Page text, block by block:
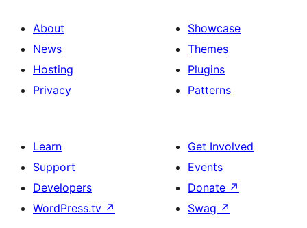
About
News
Hosting
Privacy
Showcase
Themes
Plugins
Patterns
Learn
Support
Developers
WordPress.tv ↗
Get Involved
Events
Donate ↗
Swag ↗